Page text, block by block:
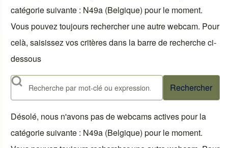
catégorie suivante : N49a (Belgique) pour le moment.
Vous pouvez toujours rechercher une autre webcam. Pour
celà, saisissez vos critères dans la barre de recherche ci-
dessous
Rechercher
Désolé, nous n'avons pas de webcams actives pour la
catégorie suivante : N49a (Belgique) pour le moment.